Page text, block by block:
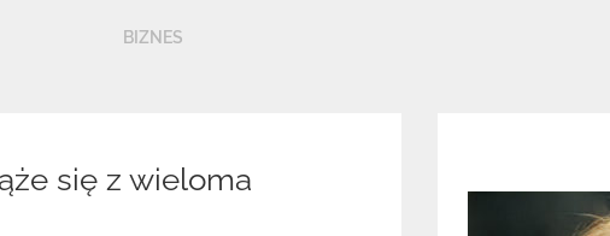
BIZNES
się z wieloma